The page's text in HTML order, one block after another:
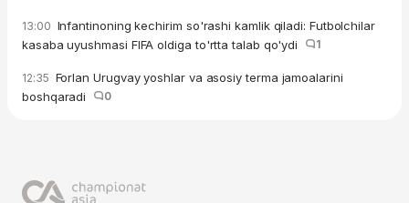
13:00 Infantinoning kechirim so'rashi kamlik qiladi: Futbolchilar
kasaba uyushmasi FIFA oldiga to'rtta talab qo'ydi
1
12:35 Forlan Urugvay yoshlar va asosiy terma jamoalarini
boshqaradi
0